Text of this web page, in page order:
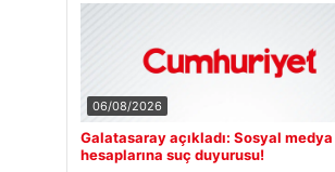
06/08/2026
Galatasaray açıkladı: Sosyal medya
hesaplarına suç duyurusu!